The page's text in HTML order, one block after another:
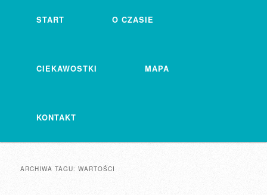
START O CZASIE
CIEKAWOSTKI MAPA
KONTAKT
ARCHIWA TAGU:WARTOŚCI